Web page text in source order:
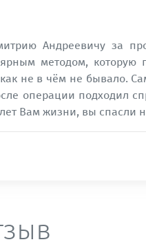
Андреевичу за
методом, которую
не в чём не бывало.
операции подходил
Вам жизни, вы спасли